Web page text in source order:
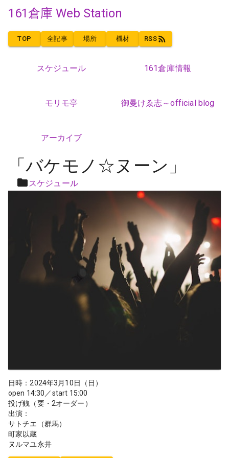
161倉庫 Web Station
TOP 全記事 場所 機材 RSS
スケジュール 161倉庫情報
モリモ亭 御曼けゑ志～official blog
アーカイブ
「バケモノ☆ヌーン」
スケジュール
日時：2024年3月10日（日）
open 14:30／start 15:00
投げ銭（要・2オーダー）
出演：
サトチエ（群馬）
町家以蔵
ヌルマユ永井